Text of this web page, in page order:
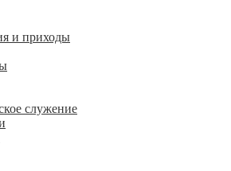
и приходы
служение